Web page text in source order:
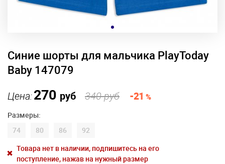
Синие шорты для мальчика PlayToday
Baby 147079
Цена:270 руб 340 руб -21 %
Размеры:
74
80 86
92
Товара нет в наличии, подпишитесь на его
поступление, нажав на нужный размер